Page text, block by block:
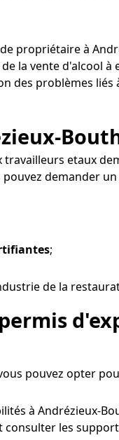
propriétaire à
la vente d'alcool à
des problèmes liés
etaux
demander
;
de la
pouvez opter
à Andrézieux-
les